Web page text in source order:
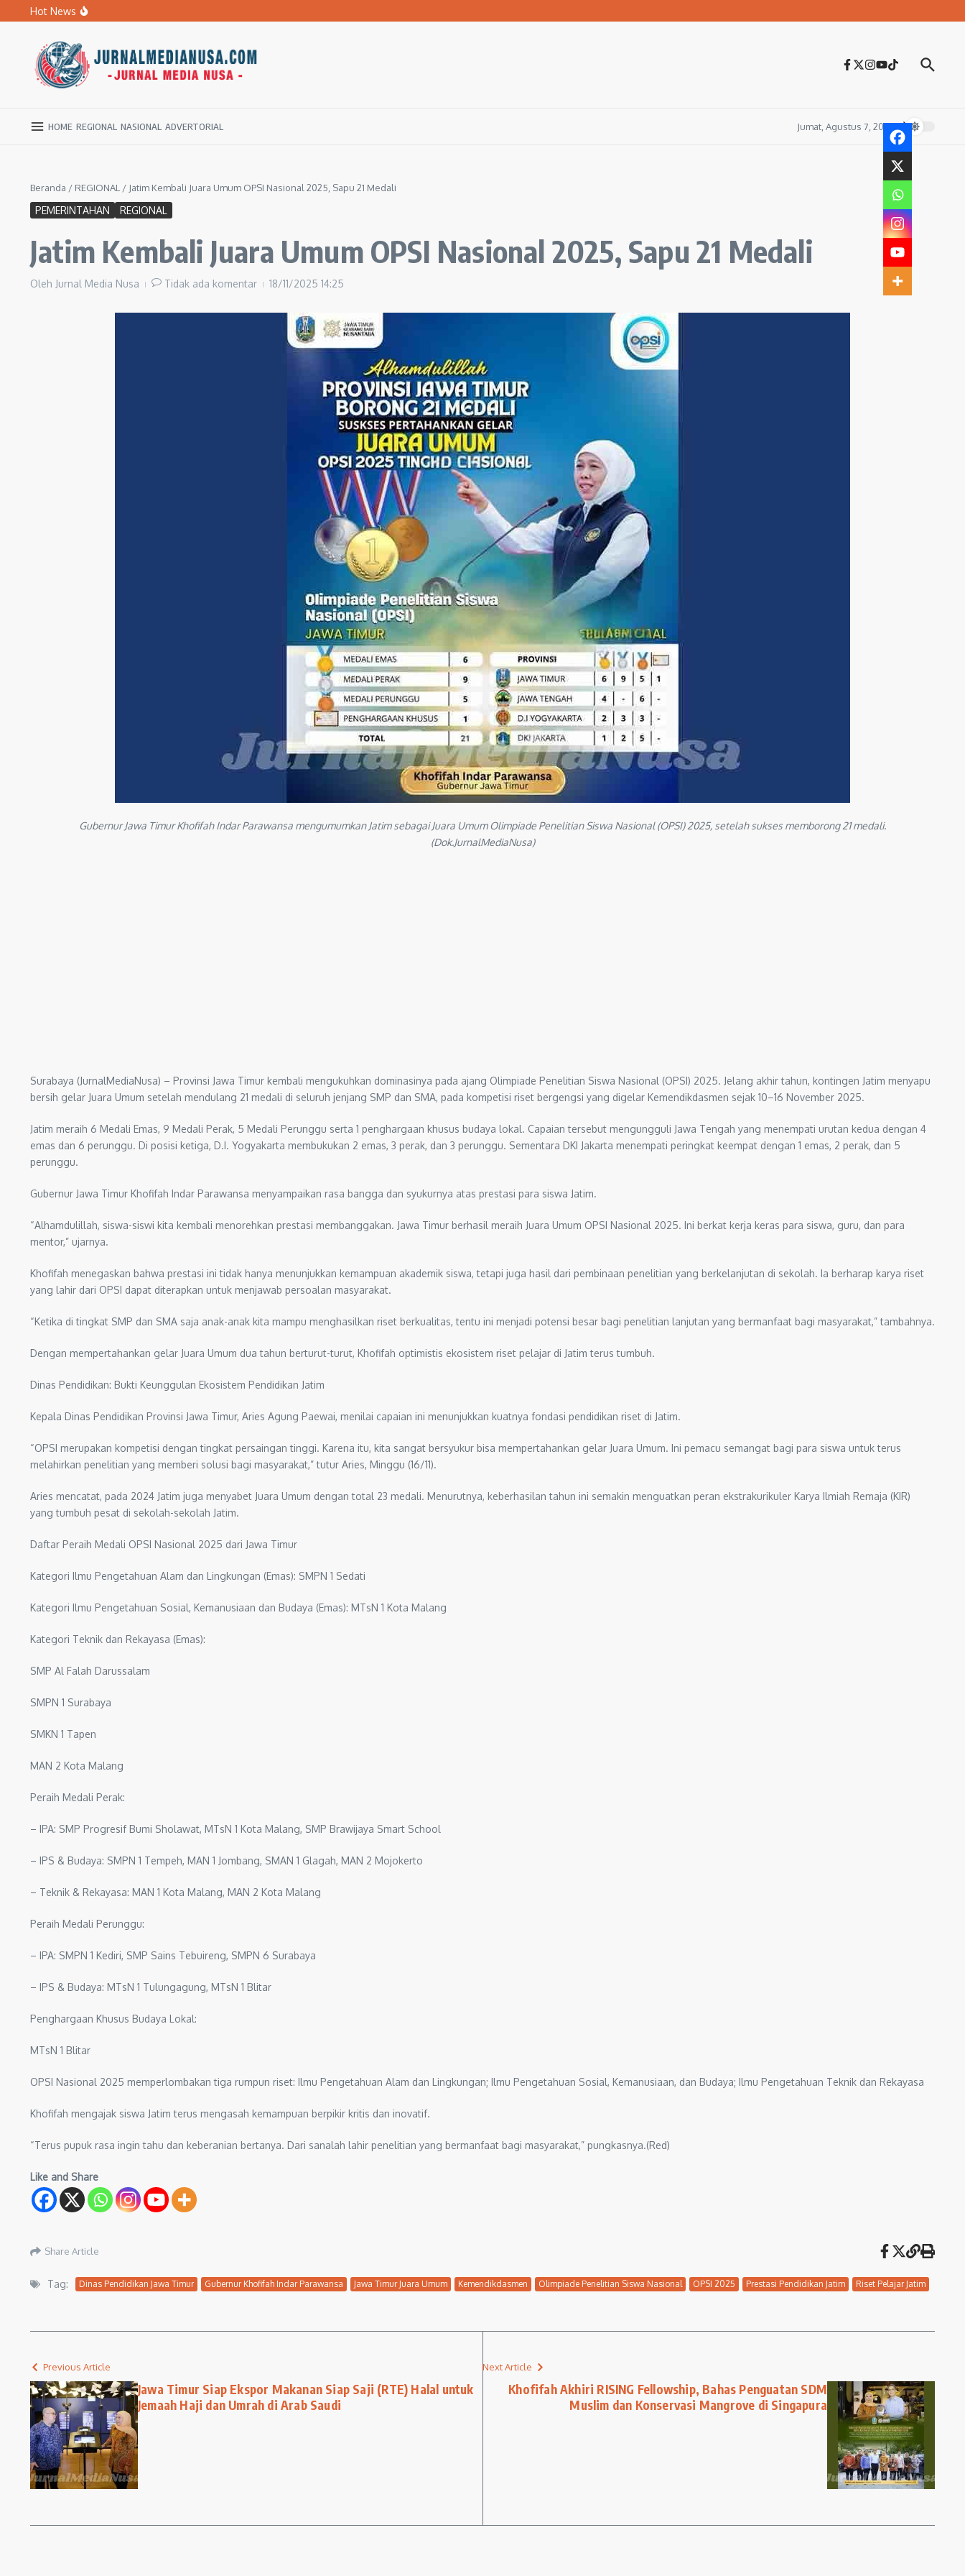
Lewati ke konten
Hot News
Kupas Pola Asuh Berbasis Otak Anak, SD Muhammadiyah 1 Ngawi Gelar Seminar Golden Parenting
HOME REGIONAL NASIONAL ADVERTORIAL Jumat, Agustus 7, 2026
Beranda / REGIONAL / Jatim Kembali Juara Umum OPSI Nasional 2025, Sapu 21 Medali
PEMERINTAHAN REGIONAL
Jatim Kembali Juara Umum OPSI Nasional 2025, Sapu 21 Medali
Oleh Jurnal Media Nusa Tidak ada komentar 18/11/2025 14:25
Gubernur Jawa Timur Khofifah Indar Parawansa mengumumkan Jatim sebagai Juara Umum Olimpiade Penelitian Siswa Nasional (OPSI) 2025, setelah sukses memborong 21 medali.
(Dok.JurnalMediaNusa)
Surabaya (JurnalMediaNusa) – Provinsi Jawa Timur kembali mengukuhkan dominasinya pada ajang Olimpiade Penelitian Siswa Nasional (OPSI) 2025. Jelang akhir tahun, kontingen Jatim menyapu
bersih gelar Juara Umum setelah mendulang 21 medali di seluruh jenjang SMP dan SMA, pada kompetisi riset bergengsi yang digelar Kemendikdasmen sejak 10–16 November 2025.
Jatim meraih 6 Medali Emas, 9 Medali Perak, 5 Medali Perunggu serta 1 penghargaan khusus budaya lokal. Capaian tersebut mengungguli Jawa Tengah yang menempati urutan kedua dengan 4
emas dan 6 perunggu. Di posisi ketiga, D.I. Yogyakarta membukukan 2 emas, 3 perak, dan 3 perunggu. Sementara DKI Jakarta menempati peringkat keempat dengan 1 emas, 2 perak, dan 5
perunggu.
Gubernur Jawa Timur Khofifah Indar Parawansa menyampaikan rasa bangga dan syukurnya atas prestasi para siswa Jatim.
“Alhamdulillah, siswa-siswi kita kembali menorehkan prestasi membanggakan. Jawa Timur berhasil meraih Juara Umum OPSI Nasional 2025. Ini berkat kerja keras para siswa, guru, dan para
mentor,” ujarnya.
Khofifah menegaskan bahwa prestasi ini tidak hanya menunjukkan kemampuan akademik siswa, tetapi juga hasil dari pembinaan penelitian yang berkelanjutan di sekolah. Ia berharap karya riset
yang lahir dari OPSI dapat diterapkan untuk menjawab persoalan masyarakat.
“Ketika di tingkat SMP dan SMA saja anak-anak kita mampu menghasilkan riset berkualitas, tentu ini menjadi potensi besar bagi penelitian lanjutan yang bermanfaat bagi masyarakat,” tambahnya.
Dengan mempertahankan gelar Juara Umum dua tahun berturut-turut, Khofifah optimistis ekosistem riset pelajar di Jatim terus tumbuh.
Dinas Pendidikan: Bukti Keunggulan Ekosistem Pendidikan Jatim
Kepala Dinas Pendidikan Provinsi Jawa Timur, Aries Agung Paewai, menilai capaian ini menunjukkan kuatnya fondasi pendidikan riset di Jatim.
“OPSI merupakan kompetisi dengan tingkat persaingan tinggi. Karena itu, kita sangat bersyukur bisa mempertahankan gelar Juara Umum. Ini pemacu semangat bagi para siswa untuk terus
melahirkan penelitian yang memberi solusi bagi masyarakat,” tutur Aries, Minggu (16/11).
Aries mencatat, pada 2024 Jatim juga menyabet Juara Umum dengan total 23 medali. Menurutnya, keberhasilan tahun ini semakin menguatkan peran ekstrakurikuler Karya Ilmiah Remaja (KIR)
yang tumbuh pesat di sekolah-sekolah Jatim.
Daftar Peraih Medali OPSI Nasional 2025 dari Jawa Timur
Kategori Ilmu Pengetahuan Alam dan Lingkungan (Emas): SMPN 1 Sedati
Kategori Ilmu Pengetahuan Sosial, Kemanusiaan dan Budaya (Emas): MTsN 1 Kota Malang
Kategori Teknik dan Rekayasa (Emas):
SMP Al Falah Darussalam
SMPN 1 Surabaya
SMKN 1 Tapen
MAN 2 Kota Malang
Peraih Medali Perak:
– IPA: SMP Progresif Bumi Sholawat, MTsN 1 Kota Malang, SMP Brawijaya Smart School
– IPS & Budaya: SMPN 1 Tempeh, MAN 1 Jombang, SMAN 1 Glagah, MAN 2 Mojokerto
– Teknik & Rekayasa: MAN 1 Kota Malang, MAN 2 Kota Malang
Peraih Medali Perunggu:
– IPA: SMPN 1 Kediri, SMP Sains Tebuireng, SMPN 6 Surabaya
– IPS & Budaya: MTsN 1 Tulungagung, MTsN 1 Blitar
Penghargaan Khusus Budaya Lokal:
MTsN 1 Blitar
OPSI Nasional 2025 memperlombakan tiga rumpun riset: Ilmu Pengetahuan Alam dan Lingkungan; Ilmu Pengetahuan Sosial, Kemanusiaan, dan Budaya; Ilmu Pengetahuan Teknik dan Rekayasa
Khofifah mengajak siswa Jatim terus mengasah kemampuan berpikir kritis dan inovatif.
“Terus pupuk rasa ingin tahu dan keberanian bertanya. Dari sanalah lahir penelitian yang bermanfaat bagi masyarakat,” pungkasnya.(Red)
Like and Share
Share Article
Tag: Dinas Pendidikan Jawa Timur Gubernur Khofifah Indar Parawansa Jawa Timur Juara Umum Kemendikdasmen Olimpiade Penelitian Siswa Nasional OPSI 2025 Prestasi Pendidikan Jatim Riset Pelajar Jatim
Previous Article
Jawa Timur Siap Ekspor Makanan Siap Saji (RTE) Halal untuk
Jemaah Haji dan Umrah di Arab Saudi
Next Article
Khofifah Akhiri RISING Fellowship, Bahas Penguatan SDM
Muslim dan Konservasi Mangrove di Singapura